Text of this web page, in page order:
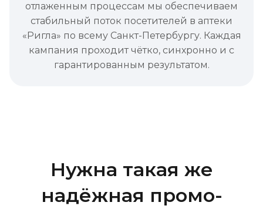
отлаженным процессам мы обеспечиваем
стабильный поток посетителей в аптеки
«Ригла» по всему Санкт-Петербургу. Каждая
кампания проходит чётко, синхронно и с
гарантированным результатом.
Нужна такая же
надёжная промо-